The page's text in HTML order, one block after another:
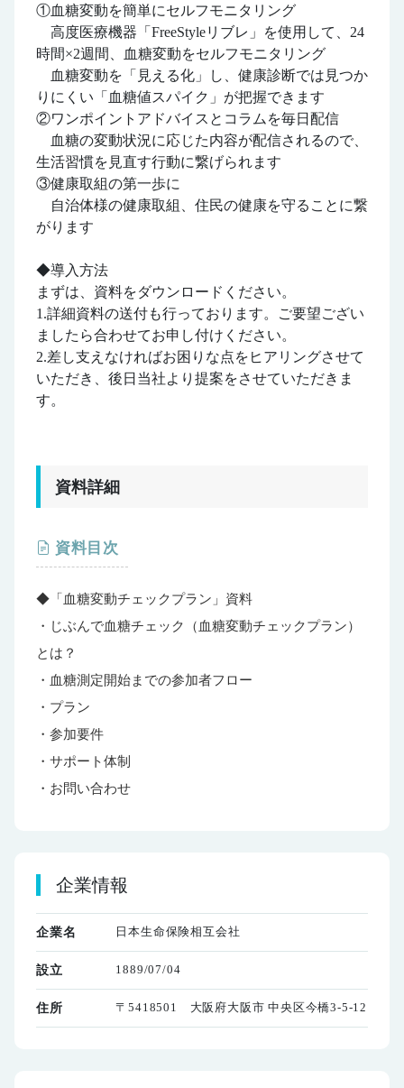
①血糖変動を簡単にセルフモニタリング
高度医療機器「FreeStyleリブレ」を使用して、24
時間×2週間、血糖変動をセルフモニタリング
血糖変動を「見える化」し、健康診断では見つか
りにくい「血糖値スパイク」が把握できます
②ワンポイントアドバイスとコラムを毎日配信
血糖の変動状況に応じた内容が配信されるので、
生活習慣を見直す行動に繋げられます
③健康取組の第一歩に
自治体様の健康取組、住民の健康を守ることに繋
がります
◆導入方法
まずは、資料をダウンロードください。
1.詳細資料の送付も行っております。ご要望ござい
ましたら合わせてお申し付けください。
2.差し支えなければお困りな点をヒアリングさせて
いただき、後日当社より提案をさせていただきま
す。
資料詳細
資料目次
◆「血糖変動チェックプラン」資料
・じぶんで血糖チェック（血糖変動チェックプラン）
とは？
・血糖測定開始までの参加者フロー
・プラン
・参加要件
・サポート体制
・お問い合わせ
企業情報
企業名 日本生命保険相互会社
設立 1889/07/04
住所 〒5418501 大阪府大阪市 中央区今橋3-5-12